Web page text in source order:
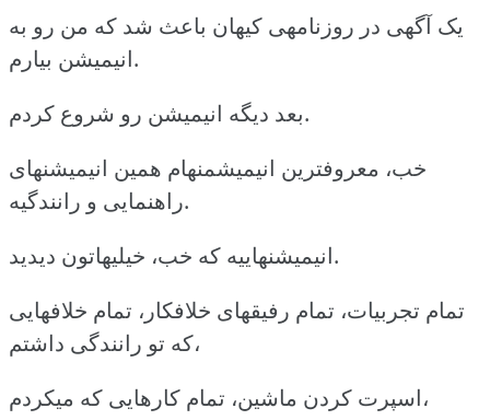
یک آگهی در روزنامهی کیهان باعث شد که من رو به
انیمیشن بیارم.
بعد دیگه انیمیشن رو شروع کردم.
خب، معروفترین انیمیشمنهام همین انیمیشنهای
راهنمایی و رانندگیه.
انیمیشنهاییه که خب، خیلیهاتون دیدید.
تمام تجربیات، تمام رفیقهای خلافکار، تمام خلافهایی
که تو رانندگی داشتم،
اسپرت کردن ماشین، تمام کارهایی که میکردم،